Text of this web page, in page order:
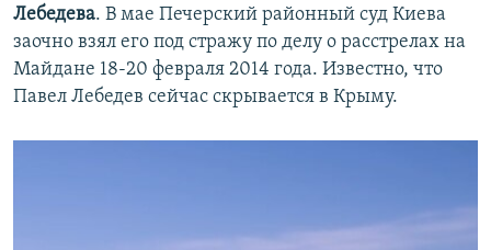
Лебедева. В мае Печерский районный суд Киева
заочно взял его под стражу по делу о расстрелах на
Майдане 18-20 февраля 2014 года. Известно, что
Павел Лебедев сейчас скрывается в Крыму.